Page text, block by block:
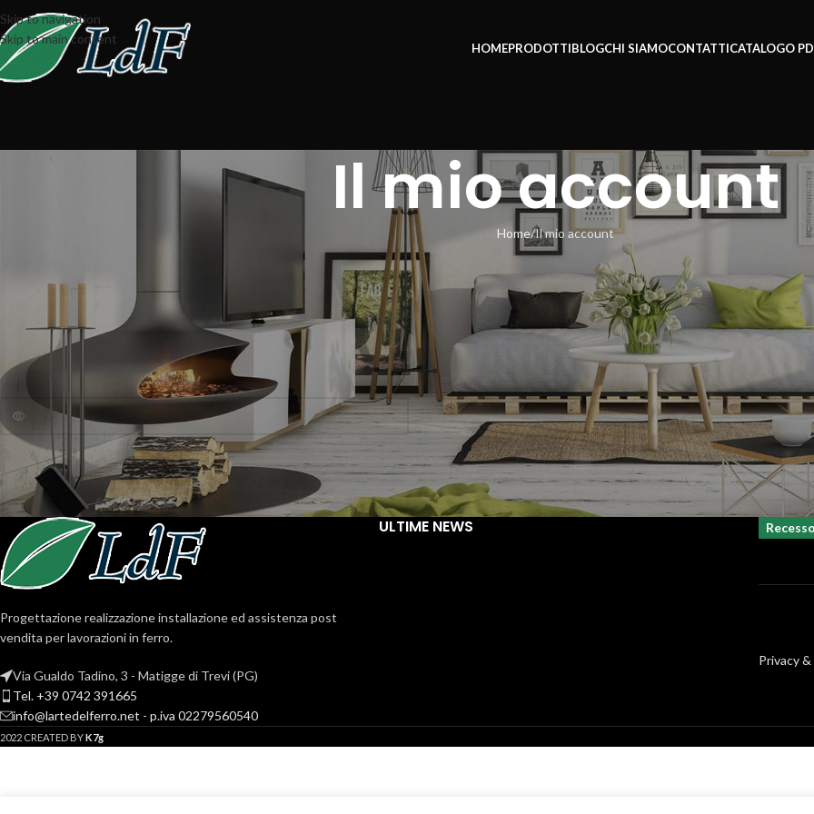
Skip to navigation
Skip to main content
HOMEPRODOTTIBLOGCHI SIAMOCONTATTICATALOGO
Il mio account
Home Il mio account
Nome utente o indirizzo email
Password
Log in
Lost your password?
Remember me
Progettazione realizzazione installazione ed assistenza post
vendita per lavorazioni in ferro.
Via Gualdo Tadino, 3 - Matigge di Trevi (PG)
Tel. +39 0742 391665
info@lartedelferro.net - p.iva 02279560540
ULTIME NEWS
Privacy
2022 CREATED BYK7g